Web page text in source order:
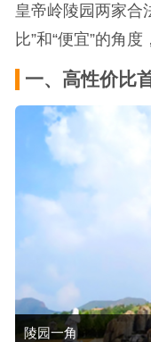
皇帝岭陵园两家合
比”和“便宜”的角
一、高性价比
陵园一角